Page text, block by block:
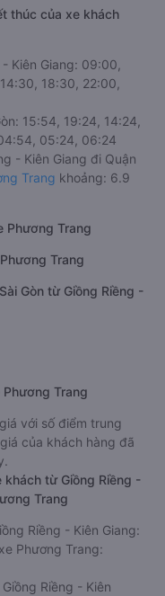
thúc của xe khách
Kiên Giang: 09:00,
18:30, 22:00,
15:54, 19:24, 14:24,
05:24, 06:24
- Kiên Giang đi Quận
Trang khoảng: 6.9
Phương Trang
Trang
Gòn từ Giồng Riềng -
Trang
với số điểm trung
của khách hàng đã
khách từ Giồng Riềng -
Trang
Riềng - Kiên Giang:
Phương Trang:
Riềng - Kiên